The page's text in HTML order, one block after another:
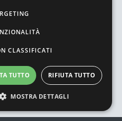
CLASSIFICATI
TUTTO RIFIUTA TUTTO
MOSTRA DETTAGLI